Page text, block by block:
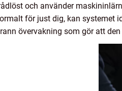
och använder
för just dig, kan systemet
övervakning som gör att